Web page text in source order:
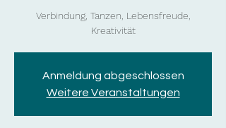
Verbindung, Tanzen, Lebensfreude,
Kreativität
Anmeldung abgeschlossen
Weitere Veranstaltungen